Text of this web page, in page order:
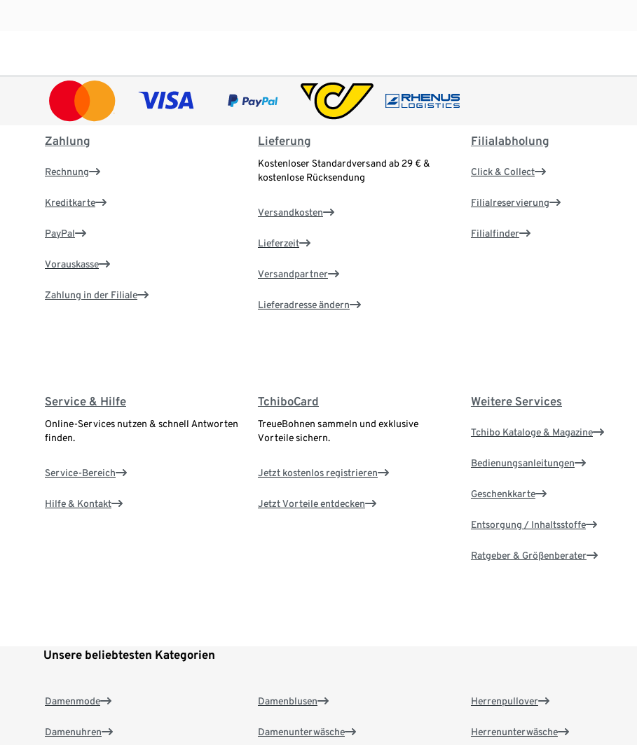
Zahlung
Rechnung
Kreditkarte
PayPal
Vorauskasse
Zahlung in der Filiale
Lieferung
Kostenloser Standardversand ab 29 € &
kostenlose Rücksendung
Versandkosten
Lieferzeit
Versandpartner
Lieferadresse ändern
Filialabholung
Click & Collect
Filialreservierung
Filialfinder
Service & Hilfe
Online-Services nutzen & schnell Antworten
finden.
Service-Bereich
Hilfe & Kontakt
TchiboCard
TreueBohnen sammeln und exklusive
Vorteile sichern.
Jetzt kostenlos registrieren
Jetzt Vorteile entdecken
Weitere Services
Tchibo Kataloge & Magazine
Bedienungsanleitungen
Geschenkkarte
Entsorgung / Inhaltsstoffe
Ratgeber & Größenberater
Unsere beliebtesten Kategorien
Damenmode
Damenuhren
Damenblusen
Damenunterwäsche
Herrenpullover
Herrenunterwäsche